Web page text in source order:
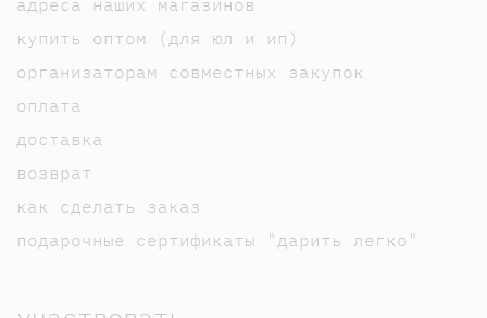
купить оптом (для юл и ип)
организаторам совместных закупок
оплата
доставка
возврат
как сделать заказ
подарочные сертификаты "дарить легко"